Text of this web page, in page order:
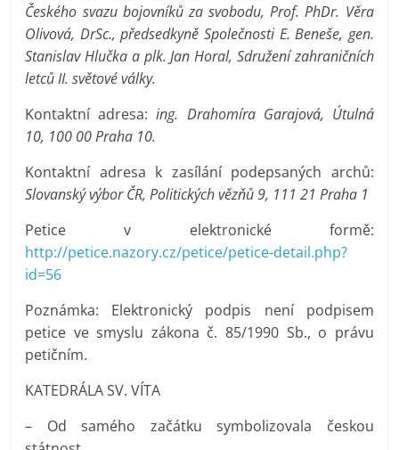
Českého svazu bojovníků za svobodu, Prof. PhDr. Věra
Olivová, DrSc., předsedkyně Společnosti E. Beneše, gen.
Stanislav Hlučka a plk. Jan Horal, Sdružení zahraničních
letců II. světové války.
Kontaktní adresa:ing. Drahomíra Garajová, Útulná
10, 100 00 Praha 10.
Kontaktní adresa k zasílání podepsaných archů:
Slovanský výbor ČR, Politických vězňů 9, 111 21 Praha 1
Petice v elektronické formě:
http://petice.nazory.cz/petice/petice-detail.php?
id=56
Poznámka: Elektronický podpis není podpisem
petice ve smyslu zákona č. 85/1990 Sb., o právu
petičním.
KATEDRÁLA SV. VÍTA
– Od samého začátku symbolizovala českou